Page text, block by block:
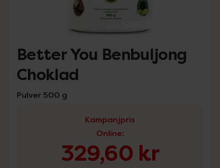
Better You Benbuljong
Choklad
Pulver 500 g
Kampanjpris
Online:
329,60 kr